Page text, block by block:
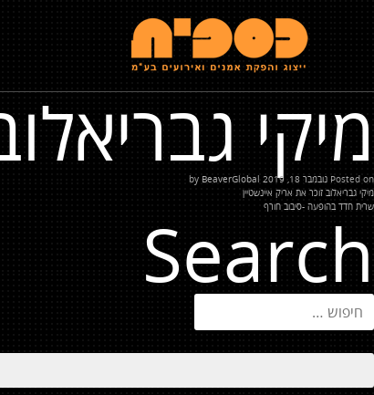
מיקי
Posted on נובמבר 18, 2019 BeaverGlobal
ניווט
מיקי גבריאלוב זוכר את אריק איינשטיין
שרית חדד בהופעה -סיבוב חורף
Search
חיפוש: